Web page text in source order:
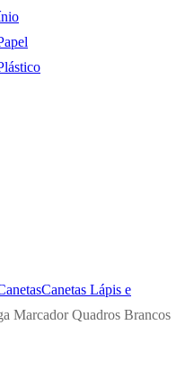
Canetas Lápis e
Marcador Quadros Brancos